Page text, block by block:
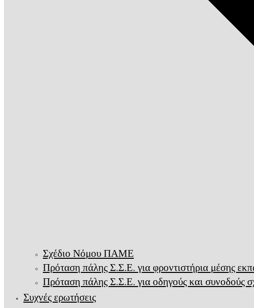
Σχέδιο Νόμου ΠΑΜΕ
Πρόταση πάλης Σ.Σ.Ε. για φροντιστήρια μέσης
Πρόταση πάλης Σ.Σ.Ε. για οδηγούς και συνοδούς
Συχνές ερωτήσεις